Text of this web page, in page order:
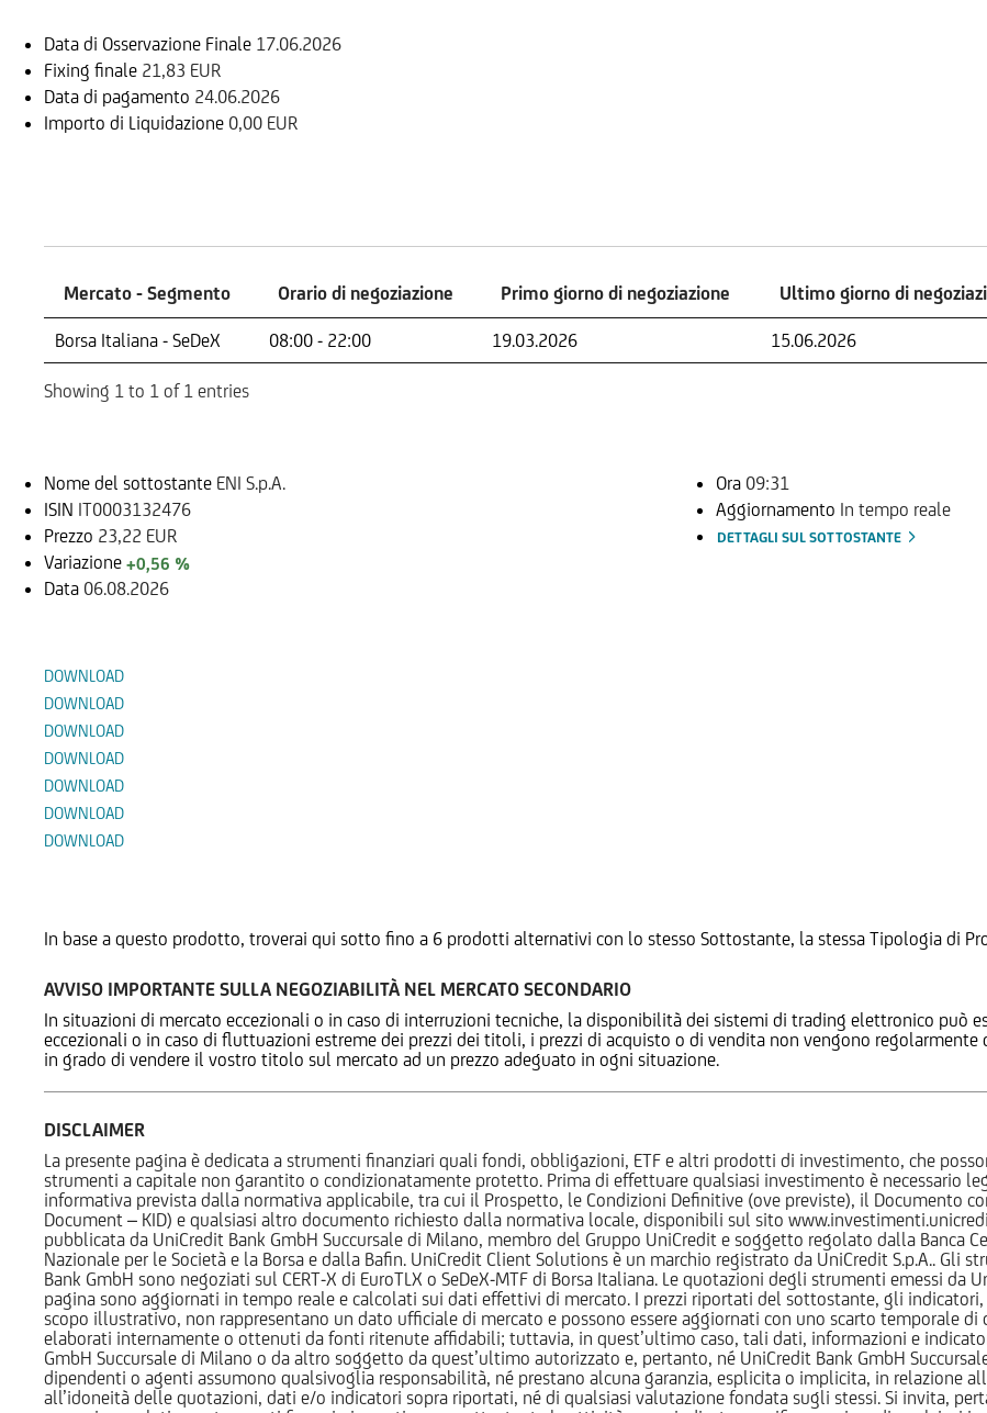
Data di Osservazione Finale 17.06.2026
Fixing finale 21,83 EUR
Data di pagamento 24.06.2026
Importo di Liquidazione 0,00 EUR
Mercato - Segmento Orario di negoziazione Primo giorno di negoziazione Ultimo giorno di
Mercato - Segmento
Orario di negoziazione Primo giorno di negoziazione Ultimo giorno di
Borsa Italiana - SeDeX 08:00 - 22:00 19.03.2026 15.06.2026
Showing 1 to 1 of 1 entries
Nome del sottostante ENI S.p.A.
ISIN IT0003132476
Prezzo 23,22 EUR
Variazione +0,56 %
Data 06.08.2026
Ora 09:31
Aggiornamento In tempo reale
DETTAGLI SUL SOTTOSTANTE
DOWNLOAD
DOWNLOAD
DOWNLOAD
DOWNLOAD
DOWNLOAD
DOWNLOAD
DOWNLOAD
In base a questo prodotto, troverai qui sotto fino a 6 prodotti alternativi con lo stesso Sottostante, la stessa Tipologia di
AVVISO IMPORTANTE SULLA NEGOZIABILITÀ NEL MERCATO SECONDARIO
In situazioni di mercato eccezionali o in caso di interruzioni tecniche, la disponibilità dei sistemi di trading elettronico può
eccezionali o in caso di fluttuazioni estreme dei prezzi dei titoli, i prezzi di acquisto o di vendita non vengono regolarmente
in grado di vendere il vostro titolo sul mercato ad un prezzo adeguato in ogni situazione.
DISCLAIMER
La presente pagina è dedicata a strumenti finanziari quali fondi, obbligazioni, ETF e altri prodotti di investimento, che
strumenti a capitale non garantito o condizionatamente protetto. Prima di effettuare qualsiasi investimento è necessario
informativa prevista dalla normativa applicabile, tra cui il Prospetto, le Condizioni Definitive (ove previste), il Documento
Document – KID) e qualsiasi altro documento richiesto dalla normativa locale, disponibili sul sito
pubblicata da UniCredit Bank GmbH Succursale di Milano, membro del Gruppo UniCredit e soggetto regolato dalla Banca
Nazionale per le Società e la Borsa e dalla Bafin. UniCredit Client Solutions è un marchio registrato da UniCredit S.p.A.. Gli
Bank GmbH sono negoziati sul CERT-X di EuroTLX o SeDeX-MTF di Borsa Italiana. Le quotazioni degli strumenti emessi da
pagina sono aggiornati in tempo reale e calcolati sui dati effettivi di mercato. I prezzi riportati del sottostante, gli
scopo illustrativo, non rappresentano un dato ufficiale di mercato e possono essere aggiornati con uno scarto temporale
elaborati internamente o ottenuti da fonti ritenute affidabili; tuttavia, in quest’ultimo caso, tali dati, informazioni e
GmbH Succursale di Milano o da altro soggetto da quest’ultimo autorizzato e, pertanto, né UniCredit Bank GmbH
dipendenti o agenti assumono qualsivoglia responsabilità, né prestano alcuna garanzia, esplicita o implicita, in relazione
all’idoneità delle quotazioni, dati e/o indicatori sopra riportati, né di qualsiasi valutazione fondata sugli stessi. Si invita,